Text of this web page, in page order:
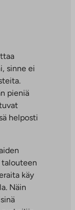
sinne ei
pieniä
helposti
talouteen
käy
Näin